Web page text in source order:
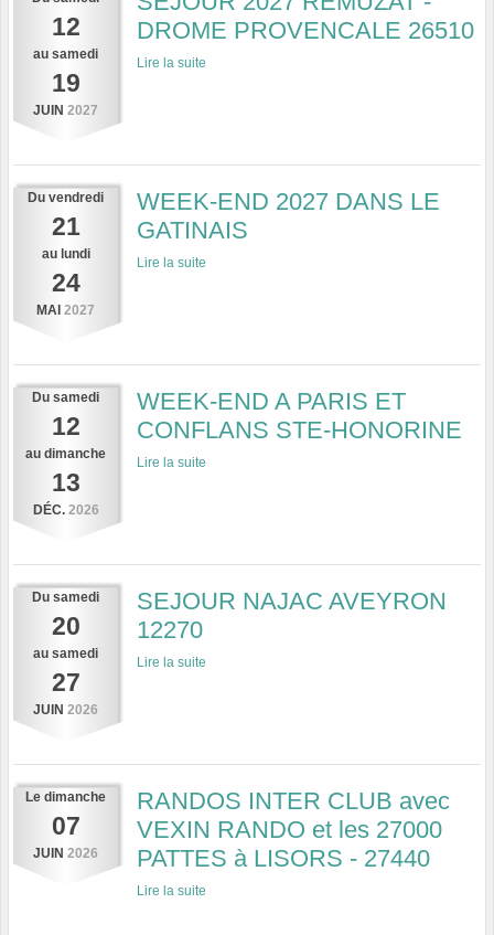
12
au samedi
19
JUIN 2027
DROME PROVENCALE 26510
Lire la suite
Du vendredi
21
au lundi
24
MAI 2027
WEEK-END 2027 DANS LE
GATINAIS
Lire la suite
Du samedi
12
au dimanche
13
DÉC. 2026
WEEK-END A PARIS ET
CONFLANS STE-HONORINE
Lire la suite
Du samedi
20
au samedi
27
JUIN 2026
SEJOUR NAJAC AVEYRON
12270
Lire la suite
Le dimanche
07
JUIN 2026
RANDOS INTER CLUB avec
VEXIN RANDO et les 27000
PATTES à LISORS - 27440
Lire la suite